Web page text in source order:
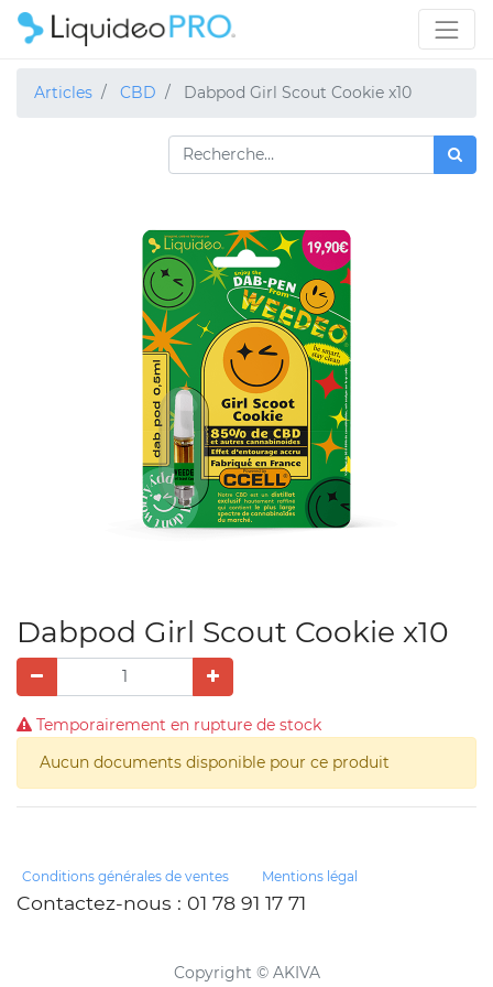
Articles CBD Dabpod Girl Scout Cookie x10
Dabpod Girl Scout Cookie x10
Temporairement en rupture de stock
Aucun documents disponible pour ce produit
Conditions générales de ventes Mentions légal
Contactez-nous : 01 78 91 17 71
Copyright © AKIVA